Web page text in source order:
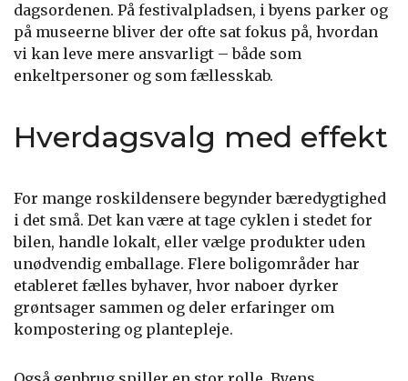
dagsordenen. På festivalpladsen, i byens parker og
på museerne bliver der ofte sat fokus på, hvordan
vi kan leve mere ansvarligt – både som
enkeltpersoner og som fællesskab.
Hverdagsvalg med effekt
For mange roskildensere begynder bæredygtighed
i det små. Det kan være at tage cyklen i stedet for
bilen, handle lokalt, eller vælge produkter uden
unødvendig emballage. Flere boligområder har
etableret fælles byhaver, hvor naboer dyrker
grøntsager sammen og deler erfaringer om
kompostering og plantepleje.